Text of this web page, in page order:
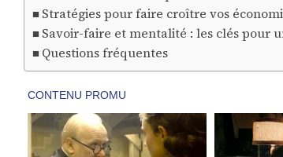
Stratégies pour faire croître vos
Savoir-faire et mentalité : les clés pour
Questions fréquentes